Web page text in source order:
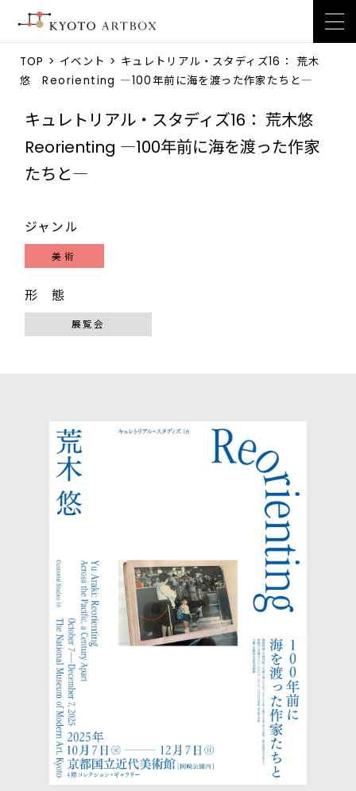
TOP > イベント > キュレトリアル・スタディズ16： 荒木
悠 Reorienting ―100年前に海を渡った作家たちと―
キュレトリアル・スタディズ16： 荒木悠
Reorienting ―100年前に海を渡った作家
たちと―
ジャンル
美術
形 態
展覧会